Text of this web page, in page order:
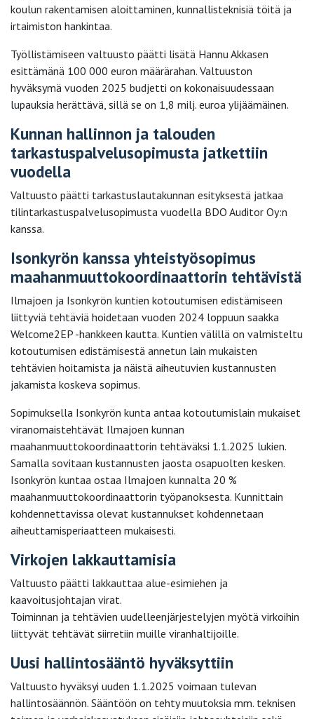
koulun rakentamisen aloittaminen, kunnallisteknisiä töitä ja
irtaimiston hankintaa.
Työllistämiseen valtuusto päätti lisätä Hannu Akkasen
esittämänä 100 000 euron määrärahan. Valtuuston
hyväksymä vuoden 2025 budjetti on kokonaisuudessaan
lupauksia herättävä, sillä se on 1,8 milj. euroa ylijäämäinen.
Kunnan hallinnon ja talouden
tarkastuspalvelusopimusta jatkettiin
vuodella
Valtuusto päätti tarkastuslautakunnan esityksestä jatkaa
tilintarkastuspalvelusopimusta vuodella BDO Auditor Oy:n
kanssa.
Isonkyrön kanssa yhteistyösopimus
maahanmuuttokoordinaattorin tehtävistä
Ilmajoen ja Isonkyrön kuntien kotoutumisen edistämiseen
liittyviä tehtäviä hoidetaan vuoden 2024 loppuun saakka
Welcome2EP -hankkeen kautta. Kuntien välillä on valmisteltu
kotoutumisen edistämisestä annetun lain mukaisten
tehtävien hoitamista ja näistä aiheutuvien kustannusten
jakamista koskeva sopimus.
Sopimuksella Isonkyrön kunta antaa kotoutumislain mukaiset
viranomaistehtävät Ilmajoen kunnan
maahanmuuttokoordinaattorin tehtäväksi 1.1.2025 lukien.
Samalla sovitaan kustannusten jaosta osapuolten kesken.
Isonkyrön kuntaa ostaa Ilmajoen kunnalta 20 %
maahanmuuttokoordinaattorin työpanoksesta. Kunnittain
kohdennettavissa olevat kustannukset kohdennetaan
aiheuttamisperiaatteen mukaisesti.
Virkojen lakkauttamisia
Valtuusto päätti lakkauttaa alue-esimiehen ja
kaavoitusjohtajan virat.
Toiminnan ja tehtävien uudelleenjärjestelyjen myötä virkoihin
liittyvät tehtävät siirretiin muille viranhaltijoille.
Uusi hallintosääntö hyväksyttiin
Valtuusto hyväksyi uuden 1.1.2025 voimaan tulevan
hallintosäännön. Sääntöön on tehty muutoksia mm. teknisen